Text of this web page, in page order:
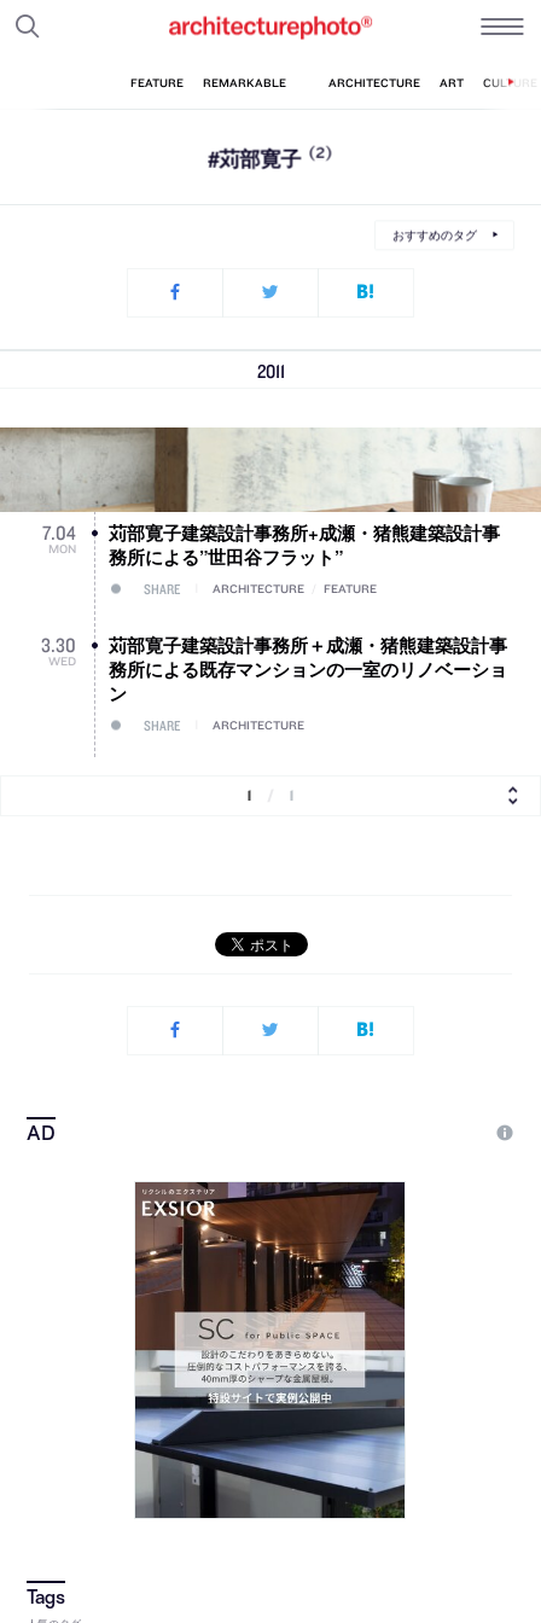
#苅部寛子 (2)
おすすめのタグ
2011
7.04
MON
苅部寛子建築設計事務所+成瀬・猪熊建築設計事
務所による”世田谷フラット”
SHARE ARCHITECTURE FEATURE
3.30
WED
苅部寛子建築設計事務所＋成瀬・猪熊建築設計事
務所による既存マンションの一室のリノベーショ
ン
SHARE ARCHITECTURE
1 1